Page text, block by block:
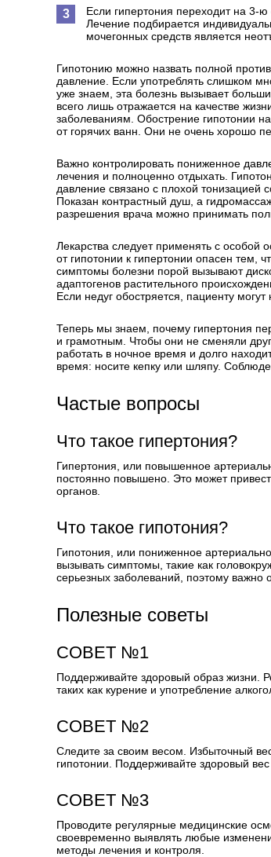
Если гипертония переходит на 3-
Лечение подбирается
мочегонных средств является
Гипотонию можно назвать полной
давление. Если употреблять слишком
уже знаем, эта болезнь вызывает
всего лишь отражается на качестве
заболеваниям. Обострение гипотонии
от горячих ванн. Они не очень хорошо
Важно контролировать пониженное
лечения и полноценно отдыхать.
давление связано с плохой тонизацией
Показан контрастный душ, а
разрешения врача можно принимать
Лекарства следует применять с особой
от гипотонии к гипертонии опасен тем,
симптомы болезни порой вызывают
адаптогенов растительного
Если недуг обостряется, пациенту
Теперь мы знаем, почему гипертония
и грамотным. Чтобы они не сменяли
работать в ночное время и долго
время: носите кепку или шляпу.
Частые вопросы
Что такое гипертония?
Гипертония, или повышенное
постоянно повышено. Это может
органов.
Что такое гипотония?
Гипотония, или пониженное
вызывать симптомы, такие как
серьезных заболеваний, поэтому важно
Полезные советы
СОВЕТ №1
Поддерживайте здоровый образ жизни.
таких как курение и употребление
СОВЕТ №2
Следите за своим весом. Избыточный
гипотонии. Поддерживайте здоровый
СОВЕТ №3
Проводите регулярные медицинские
своевременно выявлять любые
методы лечения и контроля.